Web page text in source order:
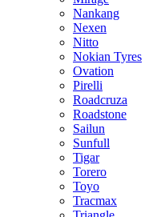
Nankang
Nexen
Nitto
Nokian Tyres
Ovation
Pirelli
Roadcruza
Roadstone
Sailun
Sunfull
Tigar
Torero
Toyo
Tracmax